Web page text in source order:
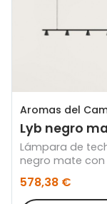
Aromas del
Lyb negro
Lámpara de
negro mate con
focos diseñada
Pepe Fornas
578,38 €